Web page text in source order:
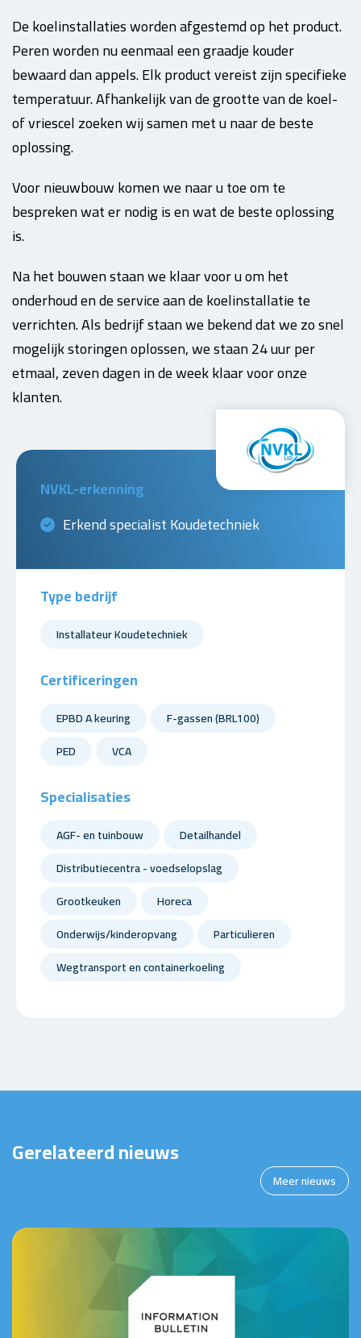
De koelinstallaties worden afgestemd op het product.
Peren worden nu eenmaal een graadje kouder
bewaard dan appels. Elk product vereist zijn specifieke
temperatuur. Afhankelijk van de grootte van de koel-
of vriescel zoeken wij samen met u naar de beste
oplossing.
Voor nieuwbouw komen we naar u toe om te
bespreken wat er nodig is en wat de beste oplossing
is.
Na het bouwen staan we klaar voor u om het
onderhoud en de service aan de koelinstallatie te
verrichten. Als bedrijf staan we bekend dat we zo snel
mogelijk storingen oplossen, we staan 24 uur per
etmaal, zeven dagen in de week klaar voor onze
klanten.
NVKL-erkenning
Erkend specialist Koudetechniek
Type bedrijf
Installateur Koudetechniek
Certificeringen
EPBD A keuring
F-gassen (BRL100)
PED
VCA
Specialisaties
AGF- en tuinbouw
Detailhandel
Distributiecentra - voedselopslag
Grootkeuken
Horeca
Onderwijs/kinderopvang
Particulieren
Wegtransport en containerkoeling
Gerelateerd nieuws
Meer nieuws